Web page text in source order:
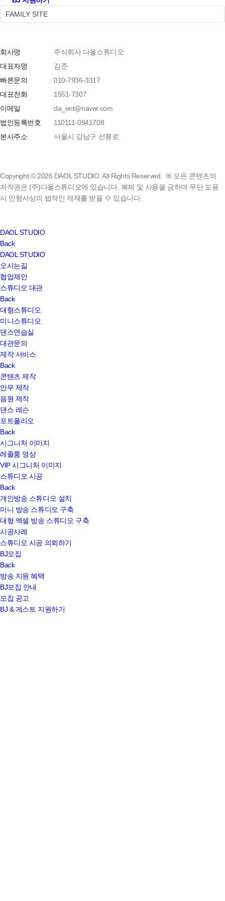
FAMILY SITE
회사명
주식회사 다올스튜디오
대표자명
김준
빠른문의
010-7936-3317
대표전화
1551-7307
이메일
da_ent@naver.com
법인등록번호
110111-0941708
본사주소
서울시 강남구 선릉로
Copyright © 2026 DAOL STUDIO. All Rights Reserved. ※ 모든 콘텐츠의
저작권은 (주)다올스튜디오에 있습니다. 복제 및 사용을 금하며 무단 도용
시 민형사상의 법적인 제재를 받을 수 있습니다.
Close
Menu
DAOL STUDIO
Back
DAOL STUDIO
오시는길
협업제안
스튜디오 대관
Back
대형스튜디오
미니스튜디오
댄스연습실
대관문의
제작 서비스
Back
콘텐츠 제작
안무 제작
음원 제작
댄스 레슨
포트폴리오
Back
시그니처 이미지
레졸룸 영상
VIP 시그니처 이미지
스튜디오 시공
Back
개인방송 스튜디오 설치
미니 방송 스튜디오 구축
대형 엑셀 방송 스튜디오 구축
시공사례
스튜디오 시공 의뢰하기
BJ모집
Back
방송 지원 혜택
BJ모집 안내
모집 공고
BJ & 게스트 지원하기